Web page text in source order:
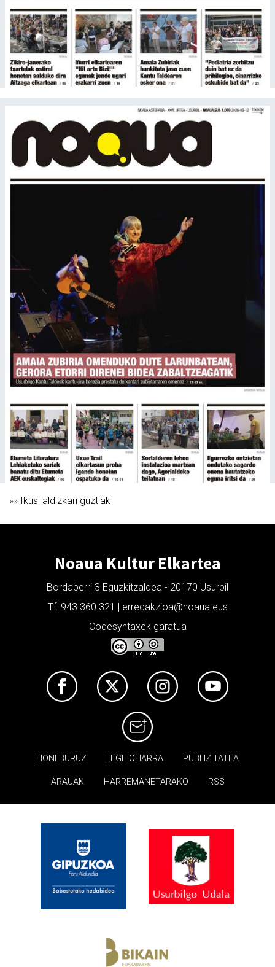
»» Ikusi aldizkari guztiak
Noaua Kultur Elkartea
Bordaberri 3 Eguzkitzaldea - 20170 Usurbil
Tf: 943 360 321 | erredakzioa@noaua.eus
Codesyntaxek garatua
HONI BURUZ LEGE OHARRA PUBLIZITATEA
ARAUAK HARREMANETARAKO RSS